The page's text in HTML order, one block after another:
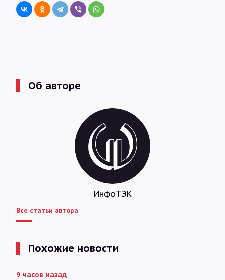
Об авторе
ИнфоТЭК
Все статьи автора
Похожие новости
9 часов назад